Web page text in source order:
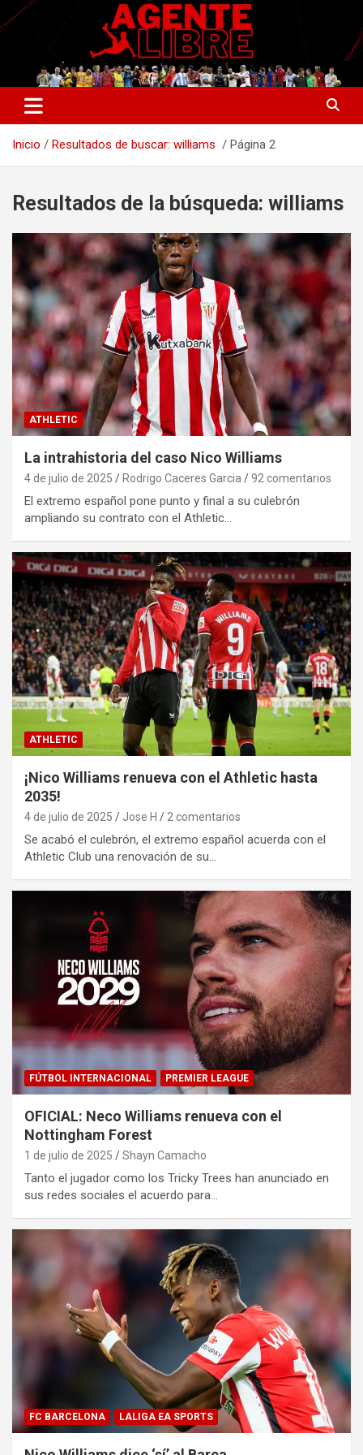
Saltar
al
Agente Libre Digital
La nueva generación del periodismo deportivo.
Inicio Resultados de buscar: williams Página 2
Resultados de la búsqueda: williams
ATHLETIC
La intrahistoria del caso Nico Williams
4 de julio de 2025 Rodrigo Caceres Garcia 92 comentarios
El extremo español pone punto y final a su culebrón
ampliando su contrato con el Athletic…
ATHLETIC
¡Nico Williams renueva con el Athletic hasta
2035!
4 de julio de 2025 Jose H 2 comentarios
Se acabó el culebrón, el extremo español acuerda con el
Athletic Club una renovación de su…
FÚTBOL INTERNACIONAL PREMIER LEAGUE
OFICIAL: Neco Williams renueva con el
Nottingham Forest
1 de julio de 2025 Shayn Camacho
Tanto el jugador como los Tricky Trees han anunciado en
sus redes sociales el acuerdo para…
FC BARCELONA LALIGA EA SPORTS